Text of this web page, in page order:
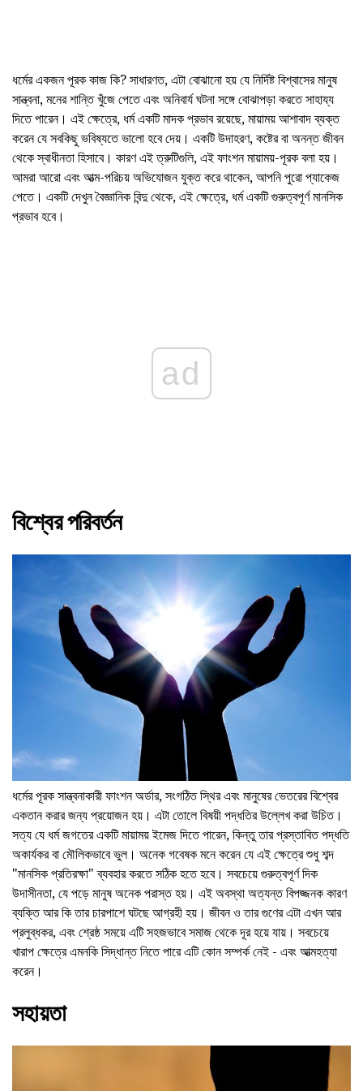
ধর্মের একজন পূরক কাজ কি? সাধারণত, এটা বোঝানো হয় যে নির্দিষ্ট বিশ্বাসের মানুষ
সান্ত্বনা, মনের শান্তি খুঁজে পেতে এবং অনিবার্য ঘটনা সঙ্গে বোঝাপড়া করতে সাহায্য
দিতে পারেন। এই ক্ষেত্রে, ধর্ম একটি মাদক প্রভাব রয়েছে, মায়াময় আশাবাদ ব্যক্ত
করেন যে সবকিছু ভবিষ্যতে ভালো হবে দেয়। একটি উদাহরণ, কষ্টের বা অনন্ত জীবন
থেকে স্বাধীনতা হিসাবে। কারণ এই ত্রুটিগুলি, এই ফাংশন মায়াময়-পূরক বলা হয়।
আমরা আরো এবং আত্ম-পরিচয় অভিযোজন যুক্ত করে থাকেন, আপনি পুরো প্যাকেজ
পেতে। একটি দেখুন বৈজ্ঞানিক বিন্দু থেকে, এই ক্ষেত্রে, ধর্ম একটি গুরুত্বপূর্ণ মানসিক
প্রভাব হবে।
ad
বিশ্বের পরিবর্তন
ধর্মের পূরক সান্ত্বনাকারী ফাংশন অর্ডার, সংগঠিত স্থির এবং মানুষের ভেতরের বিশ্বের
একতান করার জন্য প্রয়োজন হয়। এটা তোলে বিষয়ী পদ্ধতির উল্লেখ করা উচিত।
সত্য যে ধর্ম জগতের একটি মায়াময় ইমেজ দিতে পারেন, কিন্তু তার প্রস্তাবিত পদ্ধতি
অকার্যকর বা মৌলিকভাবে ভুল। অনেক গবেষক মনে করেন যে এই ক্ষেত্রে শুধু শব্দ
"মানসিক প্রতিরক্ষা" ব্যবহার করতে সঠিক হতে হবে। সবচেয়ে গুরুত্বপূর্ণ দিক
উদাসীনতা, যে পড়ে মানুষ অনেক পরাস্ত হয়। এই অবস্থা অত্যন্ত বিপজ্জনক কারণ
ব্যক্তি আর কি তার চারপাশে ঘটছে আগ্রহী হয়। জীবন ও তার গুণের এটা এখন আর
প্রলুব্ধকর, এবং শ্রেষ্ঠ সময়ে এটি সহজভাবে সমাজ থেকে দূর হয়ে যায়। সবচেয়ে
খারাপ ক্ষেত্রে এমনকি সিদ্ধান্ত নিতে পারে এটি কোন সম্পর্ক নেই - এবং আত্মহত্যা
করেন।
সহায়তা